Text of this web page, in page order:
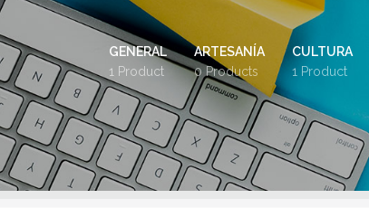
GENERAL
1 Product
ARTESANÍA
0 Products
CULTURA
1 Product